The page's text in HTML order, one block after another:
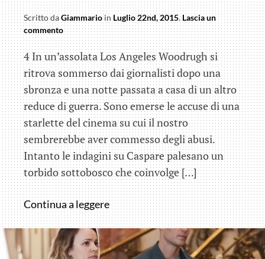
Scritto daGiammarioinLuglio 22nd, 2015. Lascia un
commento
4 In un’assolata Los Angeles Woodrugh si
ritrova sommerso dai giornalisti dopo una
sbronza e una notte passata a casa di un altro
reduce di guerra. Sono emerse le accuse di una
starlette del cinema su cui il nostro
sembrerebbe aver commesso degli abusi.
Intanto le indagini su Caspare palesano un
torbido sottobosco che coinvolge […]
Continua a leggere(Serie
TV)
True
Detective